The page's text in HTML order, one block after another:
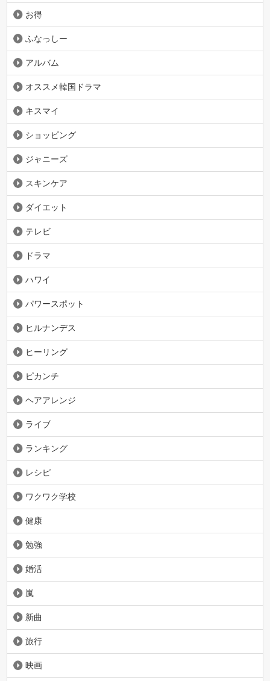
お得
ふなっしー
アルバム
オススメ韓国ドラマ
キスマイ
ショッピング
ジャニーズ
スキンケア
ダイエット
テレビ
ドラマ
ハワイ
パワースポット
ヒルナンデス
ヒーリング
ピカンチ
ヘアアレンジ
ライブ
ランキング
レシピ
ワクワク学校
健康
勉強
婚活
嵐
新曲
旅行
映画